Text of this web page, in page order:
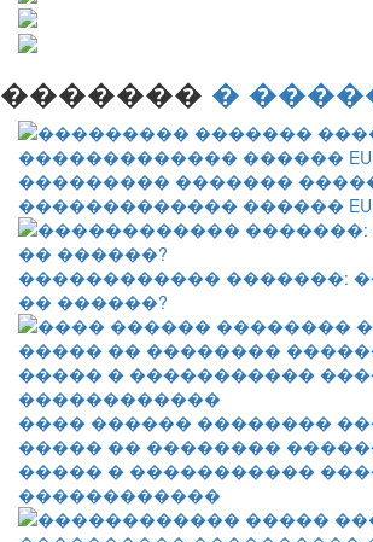
������� �
��������� �������
������������� ������
������������ �������:
�� ������?
���� ������ ��������
����� �� ��������
����� � �����������
������������